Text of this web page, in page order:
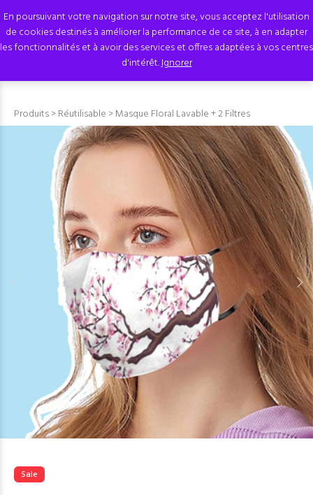
En poursuivant votre navigation sur notre site, vous acceptez l'utilisation
de cookies destinés à améliorer la performance de ce site, à en adapter
les fonctionnalités et à avoir des services et offres adaptées à vos centres
d'intérêt.Ignorer
Produits>Réutilisable > Masque Floral Lavable + 2 Filtres
Sale